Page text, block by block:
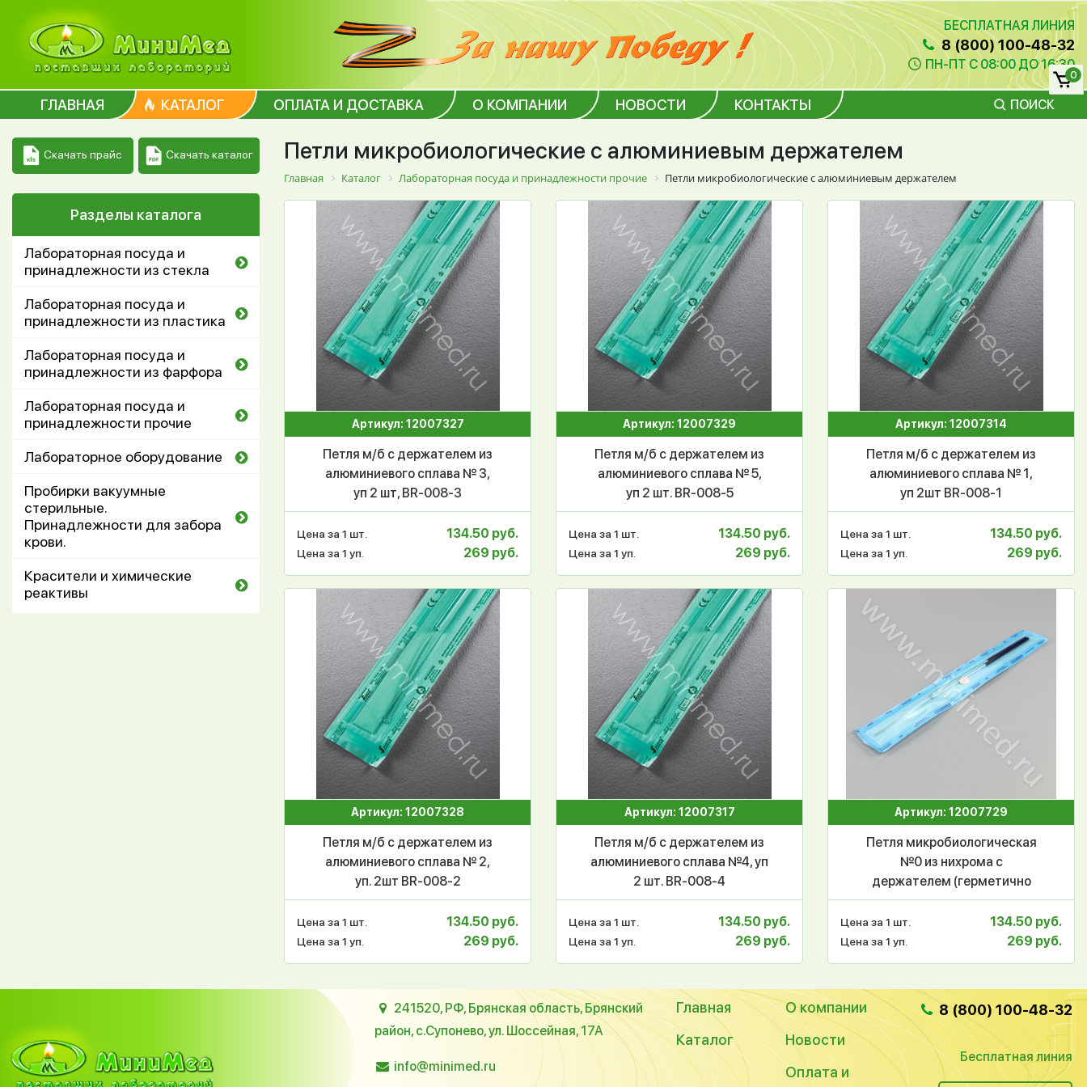
БЕСПЛАТНАЯ ЛИНИЯ
8 (800) 100-48-32
ПН-ПТ С 08:00 ДО 16:30
ГЛАВНАЯ КАТАЛОГ ОПЛАТА И ДОСТАВКА О КОМПАНИИ НОВОСТИ КОНТАКТЫ ПОИСК
0
Скачать прайс Скачать каталог
Разделы каталога
Лабораторная посуда и
принадлежности из стекла
Лабораторная посуда и
принадлежности из пластика
Лабораторная посуда и
принадлежности из фарфора
Лабораторная посуда и
принадлежности прочие
Лабораторное оборудование
Пробирки вакуумные
стерильные.
Принадлежности для забора
крови.
Красители и химические
реактивы
Петли микробиологические с алюминиевым держателем
Главная Каталог Лабораторная посуда и принадлежности прочие Петли микробиологические с алюминиевым держателем
Артикул: 12007327
Петля м/б с держателем из
алюминиевого сплава № 3,
уп 2 шт, BR-008-3
Цена за 1 шт. 134.50 руб.
Цена за 1 уп. 269 руб.
Артикул: 12007329
Петля м/б с держателем из
алюминиевого сплава № 5,
уп 2 шт. BR-008-5
Цена за 1 шт. 134.50 руб.
Цена за 1 уп. 269 руб.
Артикул: 12007314
Петля м/б с держателем из
алюминиевого сплава № 1,
уп 2шт BR-008-1
Цена за 1 шт. 134.50 руб.
Цена за 1 уп. 269 руб.
Артикул: 12007328
Петля м/б с держателем из
алюминиевого сплава № 2,
уп. 2шт BR-008-2
Цена за 1 шт. 134.50 руб.
Цена за 1 уп. 269 руб.
Артикул: 12007317
Петля м/б с держателем из
алюминиевого сплава №4, уп
2 шт. BR-008-4
Цена за 1 шт. 134.50 руб.
Цена за 1 уп. 269 руб.
Артикул: 12007729
Петля микробиологическая
№0 из нихрома с
держателем (герметично
упакована в пакет для
стерилизации) BR-008-0
Цена за 1 шт. 134.50 руб.
Цена за 1 уп. 269 руб.
241520, РФ, Брянская область, Брянский
район, с.Супонево, ул. Шоссейная, 17А
info@minimed.ru
Главная
О компании
Каталог
Новости
Оплата и
8 (800) 100-48-32
Бесплатная линия